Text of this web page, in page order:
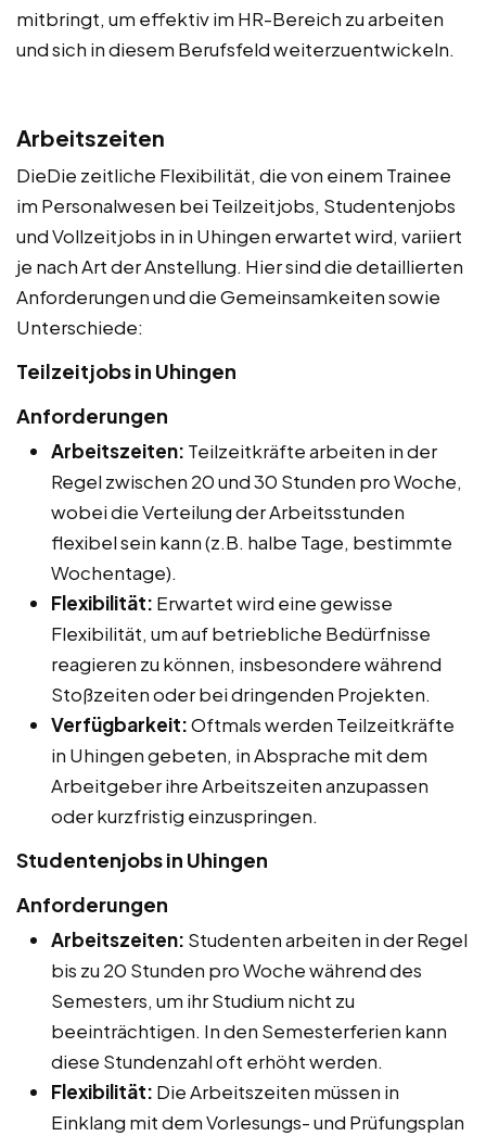
mitbringt, um effektiv im HR-Bereich zu arbeiten
und sich in diesem Berufsfeld weiterzuentwickeln.
Arbeitszeiten
DieDie zeitliche Flexibilität, die von einem Trainee
im Personalwesen bei Teilzeitjobs, Studentenjobs
und Vollzeitjobs in in Uhingen erwartet wird, variiert
je nach Art der Anstellung. Hier sind die detaillierten
Anforderungen und die Gemeinsamkeiten sowie
Unterschiede:
Teilzeitjobs in Uhingen
Anforderungen
Arbeitszeiten: Teilzeitkräfte arbeiten in der
Regel zwischen 20 und 30 Stunden pro Woche,
wobei die Verteilung der Arbeitsstunden
flexibel sein kann (z.B. halbe Tage, bestimmte
Wochentage).
Flexibilität: Erwartet wird eine gewisse
Flexibilität, um auf betriebliche Bedürfnisse
reagieren zu können, insbesondere während
Stoßzeiten oder bei dringenden Projekten.
Verfügbarkeit:Oftmals werden Teilzeitkräfte
in Uhingen gebeten, in Absprache mit dem
Arbeitgeber ihre Arbeitszeiten anzupassen
oder kurzfristig einzuspringen.
Studentenjobs in Uhingen
Anforderungen
Arbeitszeiten: Studenten arbeiten in der Regel
bis zu 20 Stunden pro Woche während des
Semesters, um ihr Studium nicht zu
beeinträchtigen. In den Semesterferien kann
diese Stundenzahl oft erhöht werden.
Flexibilität: Die Arbeitszeiten müssen in
Einklang mit dem Vorlesungs- und Prüfungsplan